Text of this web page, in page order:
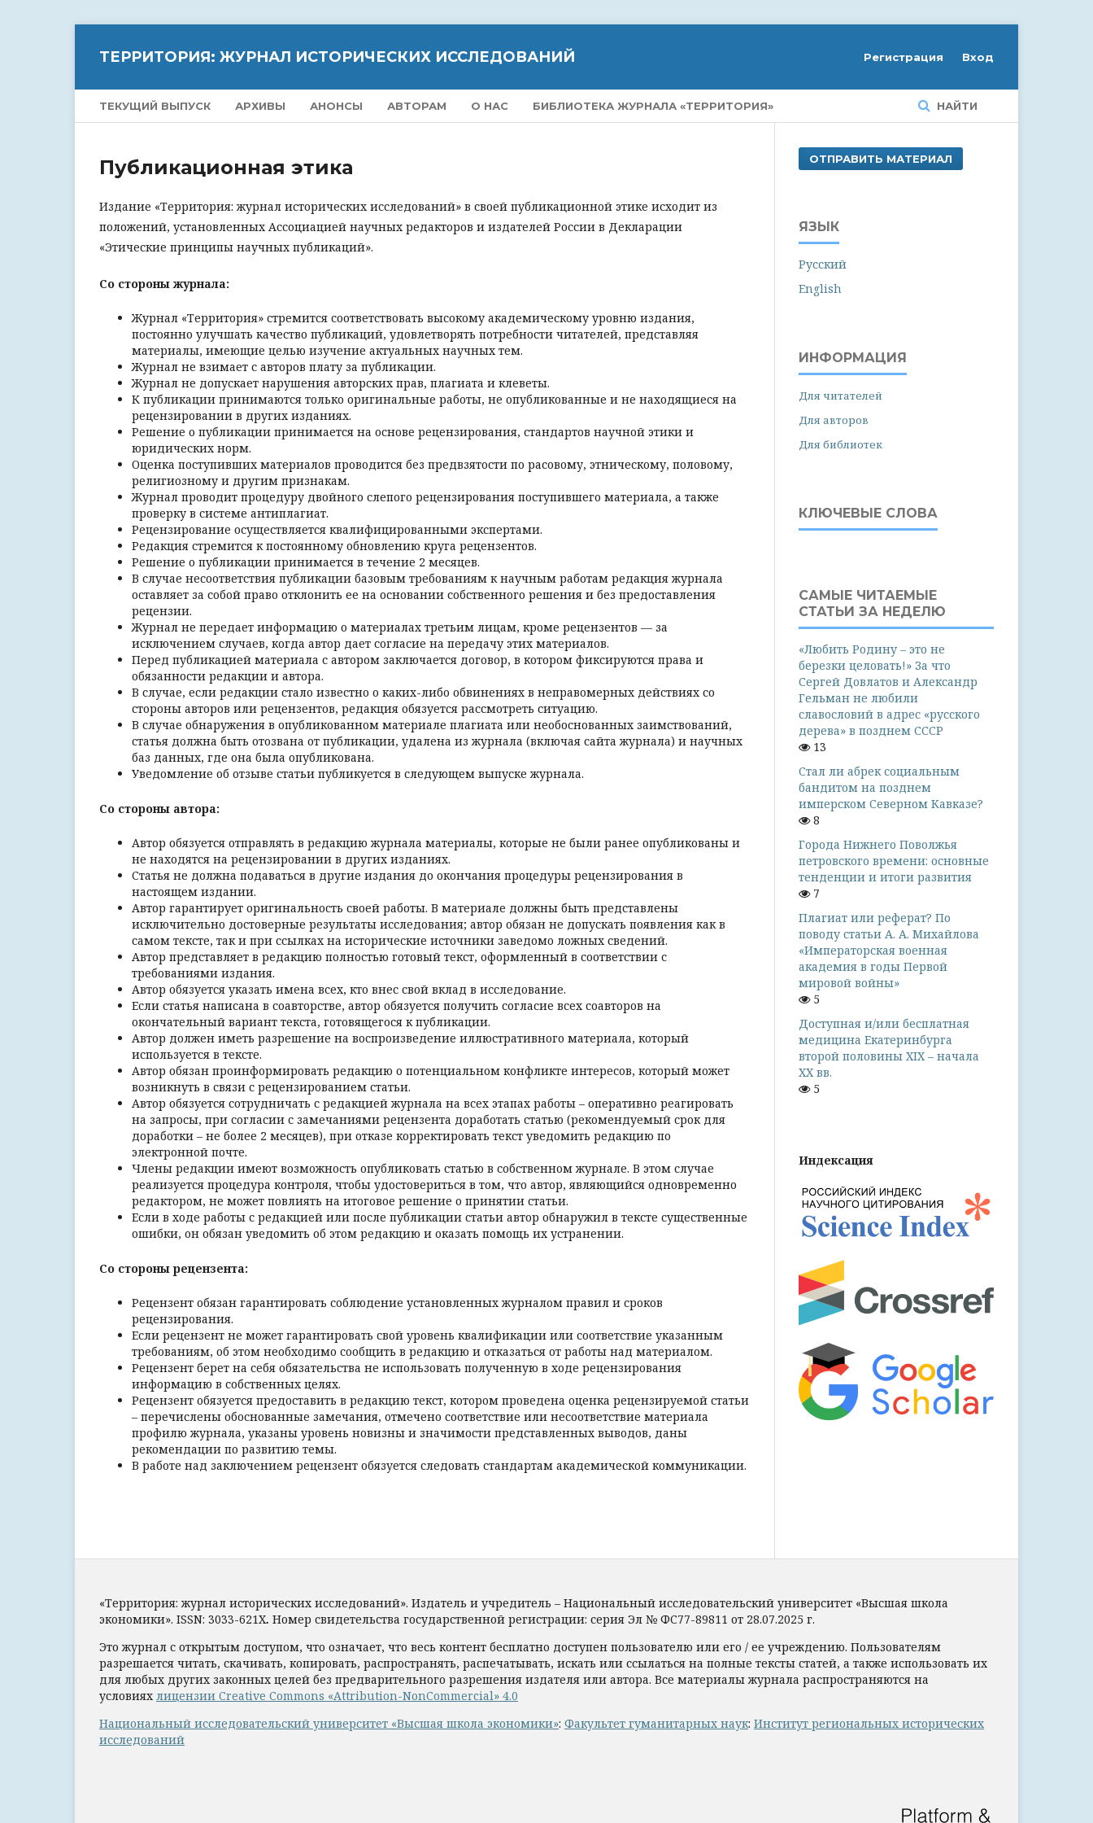
ТЕРРИТОРИЯ: ЖУРНАЛ ИСТОРИЧЕСКИХ ИССЛЕДОВАНИЙ
ТЕКУЩИЙ ВЫПУСК АРХИВЫ АНОНСЫ АВТОРАМ О НАС БИБЛИОТЕКА ЖУРНАЛА «ТЕРРИТОРИЯ» НАЙТИ
Регистрация Вход
Публикационная этика
Издание «Территория: журнал исторических исследований» в своей публикационной этике исходит из
положений, установленных Ассоциацией научных редакторов и издателей России в Декларации
«Этические принципы научных публикаций».
Со стороны журнала:
Журнал «Территория» стремится соответствовать высокому академическому уровню издания,
постоянно улучшать качество публикаций, удовлетворять потребности читателей, представляя
материалы, имеющие целью изучение актуальных научных тем.
Журнал не взимает с авторов плату за публикации.
Журнал не допускает нарушения авторских прав, плагиата и клеветы.
К публикации принимаются только оригинальные работы, не опубликованные и не находящиеся на
рецензировании в других изданиях.
Решение о публикации принимается на основе рецензирования, стандартов научной этики и
юридических норм.
Оценка поступивших материалов проводится без предвзятости по расовому, этническому, половому,
религиозному и другим признакам.
Журнал проводит процедуру двойного слепого рецензирования поступившего материала, а также
проверку в системе антиплагиат.
Рецензирование осуществляется квалифицированными экспертами.
Редакция стремится к постоянному обновлению круга рецензентов.
Решение о публикации принимается в течение 2 месяцев.
В случае несоответствия публикации базовым требованиям к научным работам редакция журнала
оставляет за собой право отклонить ее на основании собственного решения и без предоставления
рецензии.
Журнал не передает информацию о материалах третьим лицам, кроме рецензентов — за
исключением случаев, когда автор дает согласие на передачу этих материалов.
Перед публикацией материала с автором заключается договор, в котором фиксируются права и
обязанности редакции и автора.
В случае, если редакции стало известно о каких-либо обвинениях в неправомерных действиях со
стороны авторов или рецензентов, редакция обязуется рассмотреть ситуацию.
В случае обнаружения в опубликованном материале плагиата или необоснованных заимствований,
статья должна быть отозвана от публикации, удалена из журнала (включая сайта журнала) и научных
баз данных, где она была опубликована.
Уведомление об отзыве статьи публикуется в следующем выпуске журнала.
Со стороны автора:
Автор обязуется отправлять в редакцию журнала материалы, которые не были ранее опубликованы и
не находятся на рецензировании в других изданиях.
Статья не должна подаваться в другие издания до окончания процедуры рецензирования в
настоящем издании.
Автор гарантирует оригинальность своей работы. В материале должны быть представлены
исключительно достоверные результаты исследования; автор обязан не допускать появления как в
самом тексте, так и при ссылках на исторические источники заведомо ложных сведений.
Автор представляет в редакцию полностью готовый текст, оформленный в соответствии с
требованиями издания.
Автор обязуется указать имена всех, кто внес свой вклад в исследование.
Если статья написана в соавторстве, автор обязуется получить согласие всех соавторов на
окончательный вариант текста, готовящегося к публикации.
Автор должен иметь разрешение на воспроизведение иллюстративного материала, который
используется в тексте.
Автор обязан проинформировать редакцию о потенциальном конфликте интересов, который может
возникнуть в связи с рецензированием статьи.
Автор обязуется сотрудничать с редакцией журнала на всех этапах работы – оперативно реагировать
на запросы, при согласии с замечаниями рецензента доработать статью (рекомендуемый срок для
доработки – не более 2 месяцев), при отказе корректировать текст уведомить редакцию по
электронной почте.
Члены редакции имеют возможность опубликовать статью в собственном журнале. В этом случае
реализуется процедура контроля, чтобы удостовериться в том, что автор, являющийся одновременно
редактором, не может повлиять на итоговое решение о принятии статьи.
Если в ходе работы с редакцией или после публикации статьи автор обнаружил в тексте существенные
ошибки, он обязан уведомить об этом редакцию и оказать помощь их устранении.
Со стороны рецензента:
Рецензент обязан гарантировать соблюдение установленных журналом правил и сроков
рецензирования.
Если рецензент не может гарантировать свой уровень квалификации или соответствие указанным
требованиям, об этом необходимо сообщить в редакцию и отказаться от работы над материалом.
Рецензент берет на себя обязательства не использовать полученную в ходе рецензирования
информацию в собственных целях.
Рецензент обязуется предоставить в редакцию текст, котором проведена оценка рецензируемой статьи
– перечислены обоснованные замечания, отмечено соответствие или несоответствие материала
профилю журнала, указаны уровень новизны и значимости представленных выводов, даны
рекомендации по развитию темы.
В работе над заключением рецензент обязуется следовать стандартам академической коммуникации.
ОТПРАВИТЬ МАТЕРИАЛ
ЯЗЫК
Русский
English
ИНФОРМАЦИЯ
Для читателей
Для авторов
Для библиотек
КЛЮЧЕВЫЕ СЛОВА
САМЫЕ ЧИТАЕМЫЕ
СТАТЬИ ЗА НЕДЕЛЮ
«Любить Родину – это не
березки целовать!» За что
Сергей Довлатов и Александр
Гельман не любили
славословий в адрес «русского
дерева» в позднем СССР
13
Стал ли абрек социальным
бандитом на позднем
имперском Северном Кавказе?
8
Города Нижнего Поволжья
петровского времени: основные
тенденции и итоги развития
7
Плагиат или реферат? По
поводу статьи А. А. Михайлова
«Императорская военная
академия в годы Первой
мировой войны»
5
Доступная и/или бесплатная
медицина Екатеринбурга
второй половины XIX – начала
ХХ вв.
5
Индексация
«Территория: журнал исторических исследований». Издатель и учредитель – Национальный исследовательский университет «Высшая школа
экономики». ISSN: 3033-621X. Номер свидетельства государственной регистрации: серия Эл № ФС77-89811 от 28.07.2025 г.
Это журнал с открытым доступом, что означает, что весь контент бесплатно доступен пользователю или его / ее учреждению. Пользователям
разрешается читать, скачивать, копировать, распространять, распечатывать, искать или ссылаться на полные тексты статей, а также использовать их
для любых других законных целей без предварительного разрешения издателя или автора. Все материалы журнала распространяются на
условиях лицензии Creative Commons «Attribution-NonCommercial» 4.0
Национальный исследовательский университет «Высшая школа экономики»: Факультет гуманитарных наук: Институт региональных исторических
исследований